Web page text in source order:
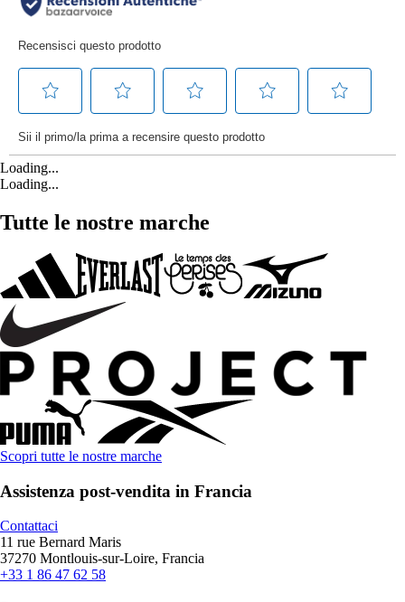
Loading...
Loading...
Tutte le nostre marche
Scopri tutte le nostre marche
Assistenza post-vendita in Francia
Contattaci
11 rue Bernard Maris
37270 Montlouis-sur-Loire, Francia
+33 1 86 47 62 58